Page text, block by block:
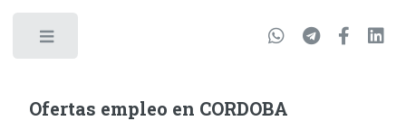
Ofertas empleo en CORDOBA